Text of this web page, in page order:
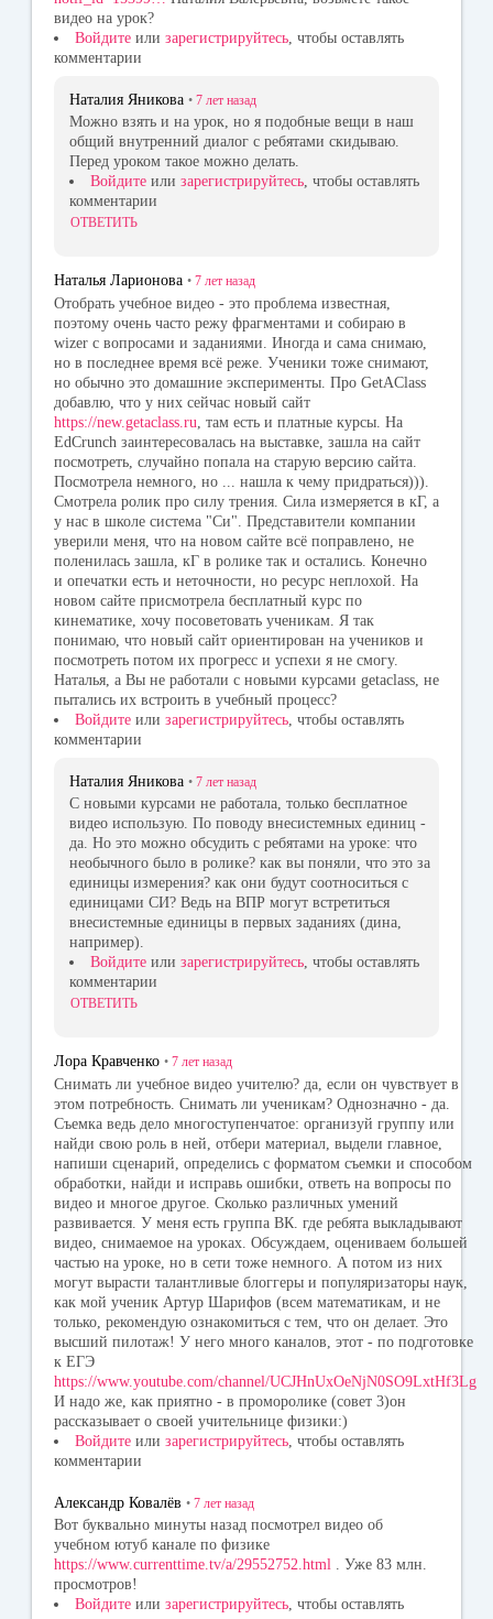
видео на урок?
Войдите или зарегистрируйтесь , чтобы оставлять
комментарии
Наталия Яникова • 7 лет назад
Можно взять и на урок, но я подобные вещи в наш
общий внутренний диалог с ребятами скидываю.
Перед уроком такое можно делать.
Войдите или зарегистрируйтесь, чтобы оставлять
комментарии
ОТВЕТИТЬ
Наталья Ларионова • 7 лет назад
Отобрать учебное видео - это проблема известная,
поэтому очень часто режу фрагментами и собираю в
wizer с вопросами и заданиями. Иногда и сама снимаю,
но в последнее время всё реже. Ученики тоже снимают,
но обычно это домашние эксперименты. Про GetAClass
добавлю, что у них сейчас новый сайт
https://new.getaclass.ru , там есть и платные курсы. На
EdCrunch заинтересовалась на выставке, зашла на сайт
посмотреть, случайно попала на старую версию сайта.
Посмотрела немного, но ... нашла к чему придраться))).
Смотрела ролик про силу трения. Сила измеряется в кГ, а
у нас в школе система "Си". Представители компании
уверили меня, что на новом сайте всё поправлено, не
поленилась зашла, кГ в ролике так и остались. Конечно
и опечатки есть и неточности, но ресурс неплохой. На
новом сайте присмотрела бесплатный курс по
кинематике, хочу посоветовать ученикам. Я так
понимаю, что новый сайт ориентирован на учеников и
посмотреть потом их прогресс и успехи я не смогу.
Наталья, а Вы не работали с новыми курсами getaclass, не
пытались их встроить в учебный процесс?
Войдите или зарегистрируйтесь , чтобы оставлять
комментарии
Наталия Яникова • 7 лет назад
С новыми курсами не работала, только бесплатное
видео использую. По поводу внесистемных единиц -
да. Но это можно обсудить с ребятами на уроке: что
необычного было в ролике? как вы поняли, что это за
единицы измерения? как они будут соотноситься с
единицами СИ? Ведь на ВПР могут встретиться
внесистемные единицы в первых заданиях (дина,
например).
Войдите или зарегистрируйтесь, чтобы оставлять
комментарии
ОТВЕТИТЬ
Лора Кравченко • 7 лет назад
Снимать ли учебное видео учителю? да, если он чувствует в
этом потребность. Снимать ли ученикам? Однозначно - да.
Съемка ведь дело многоступенчатое: организуй группу или
найди свою роль в ней, отбери материал, выдели главное,
напиши сценарий, определись с форматом съемки и способом
обработки, найди и исправь ошибки, ответь на вопросы по
видео и многое другое. Сколько различных умений
развивается. У меня есть группа ВК. где ребята выкладывают
видео, снимаемое на уроках. Обсуждаем, оцениваем большей
частью на уроке, но в сети тоже немного. А потом из них
могут вырасти талантливые блоггеры и популяризаторы наук,
как мой ученик Артур Шарифов (всем математикам, и не
только, рекомендую ознакомиться с тем, что он делает. Это
высший пилотаж! У него много каналов, этот - по подготовке
к ЕГЭ
https://www.youtube.com/channel/UCJHnUxOeNjN0SO9LxtHf3Lg
И надо же, как приятно - в проморолике (совет 3)он
рассказывает о своей учительнице физики:)
Войдите или зарегистрируйтесь , чтобы оставлять
комментарии
Александр Ковалёв • 7 лет назад
Вот буквально минуты назад посмотрел видео об
учебном ютуб канале по физике
https://www.currenttime.tv/a/29552752.html . Уже 83 млн.
просмотров!
Войдите или зарегистрируйтесь, чтобы оставлять